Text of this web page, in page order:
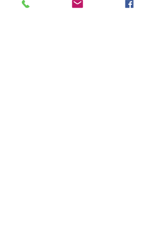
した報酬額を設定しています。​昭和45年建設省告示第1552号